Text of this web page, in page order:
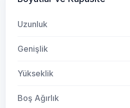
Uzunluk
Genişlik
Yükseklik
Boş Ağırlık